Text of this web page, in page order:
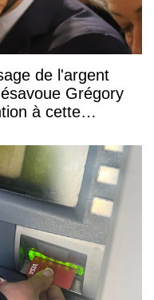
de l'argent
Grégory
à cette